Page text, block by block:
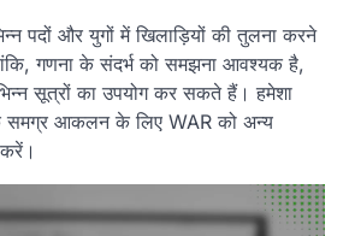
पदों और युगों में खिलाड़ियों की तुलना करने
गणना के संदर्भ को समझना आवश्यक है,
सूत्रों का उपयोग कर सकते हैं। हमेशा
समग्र आकलन के लिए WAR को अन्य